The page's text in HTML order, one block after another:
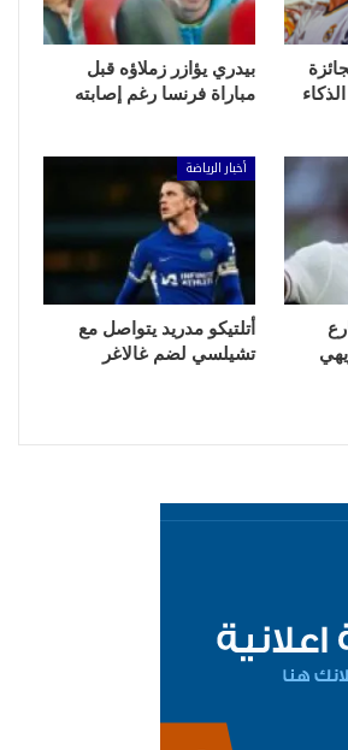
بيدري يؤازر زملاؤه قبل
مباراة فرنسا رغم إصابته
أخبار الرياضة
أتلتيكو مدريد يتواصل مع
تشيلسي لضم غالاغر